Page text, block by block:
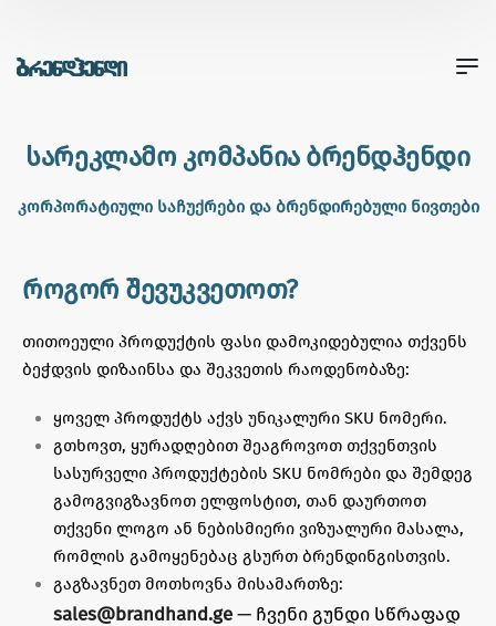
სარეკლამო კომპანია ბრენდჰენდი
კორპორატიული საჩუქრები და ბრენდირებული ნივთები
როგორ შევუკვეთოთ?
თითოეული პროდუქტის ფასი დამოკიდებულია თქვენს
ბეჭდვის დიზაინსა და შეკვეთის რაოდენობაზე:
ყოველ პროდუქტს აქვს უნიკალური SKU ნომერი.
გთხოვთ, ყურადღებით შეაგროვოთ თქვენთვის
სასურველი პროდუქტების SKU ნომრები და შემდეგ
გამოგვიგზავნოთ ელფოსტით, თან დაურთოთ
თქვენი ლოგო ან ნებისმიერი ვიზუალური მასალა,
რომლის გამოყენებაც გსურთ ბრენდინგისთვის.
გაგზავნეთ მოთხოვნა მისამართზე:
sales@brandhand.ge — ჩვენი გუნდი სწრაფად